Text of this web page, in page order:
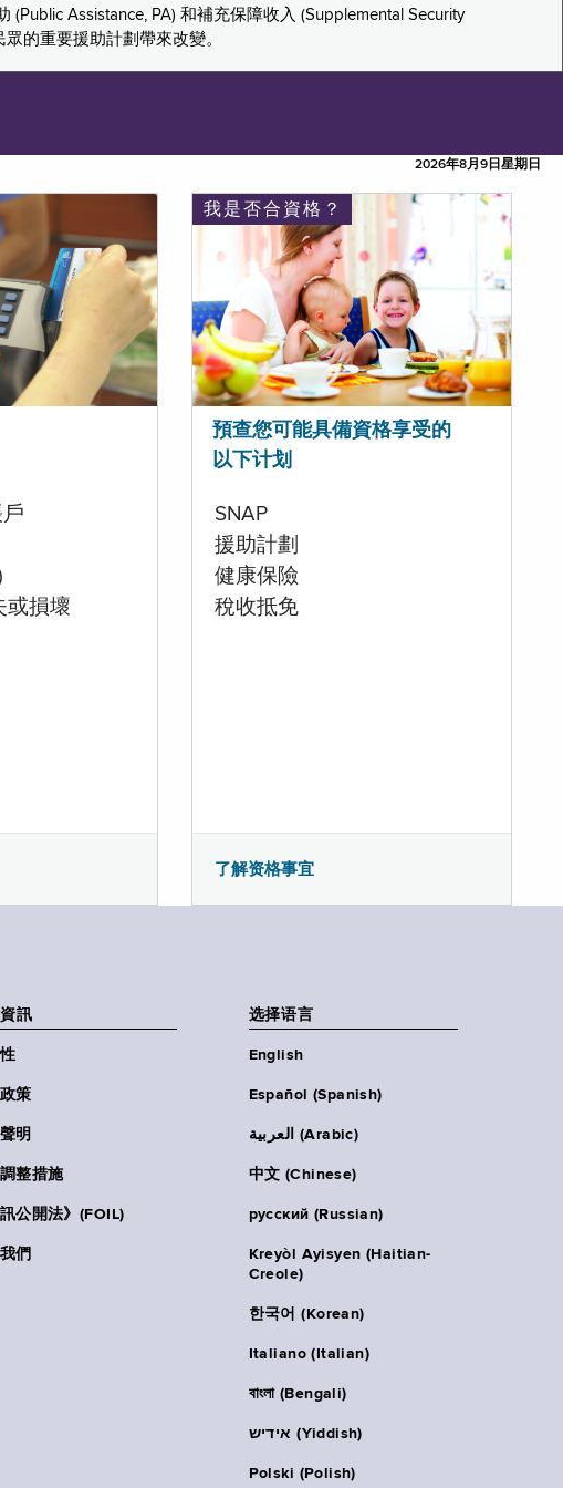
Assistance, PA) 和補充保障收入 (Supplemental Security
的重要援助計劃帶來改變。
2026年8月9日星期日
或損壞
我是否合資格？
預查您可能具備資格享受的
以下计划
SNAP
援助計劃
健康保險
稅收抵免
了解资格事宜
訊
策
明
整措施
訊公開法》(FOIL)
們
选择语言
English
Español (Spanish)
العربية (Arabic)
中文 (Chinese)
русский (Russian)
Kreyòl Ayisyen (Haitian-
Creole)
한국어 (Korean)
Italiano (Italian)
বাংলা (Bengali)
אידיש (Yiddish)
Polski (Polish)